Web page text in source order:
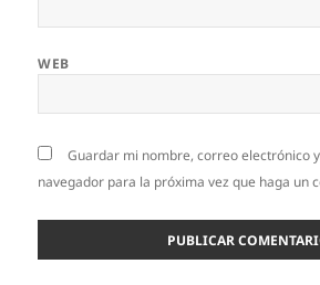
WEB
Guardar mi nombre, correo electrónico
navegador para la próxima vez que haga un